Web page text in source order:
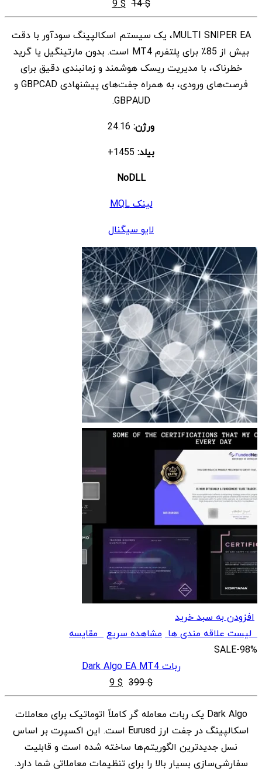
اصلی
$ 14
بود.
فعلی
$ 9
است.
MULTI SNIPER EA، یک سیستم اسکالپینگ سودآور با دقت
بیش از 85٪ برای پلتفرم MT4 است. بدون مارتینگیل یا گرید
خطرناک، با مدیریت ریسک هوشمند و زمانبندی دقیق برای
فرصت‌های ورودی، به همراه جفت‌های پیشنهادی GBPCAD و
GBPAUD.
ورژن:
بیلد:
NoDLL
لینک MQL
لایو سیگنال
افزودن به سبد خرید
لیست علاقه مندی ها مشاهده سریعمقایسه
SALE-98%
ربات Dark Algo EA MT4
$
399
قیمت
اصلی
$ 399
بود.
$
9 قیمت
فعلی
$ 9
است.
Dark Algo یک ربات معامله گر کاملاً اتوماتیک برای معاملات
اسکالپینگ در جفت ارز Eurusd است. این اکسپرت بر اساس
نسل جدیدترین الگوریتم‌ها ساخته شده است و قابلیت
سفارشی‌سازی بسیار بالا را برای تنظیمات معاملاتی شما دارد.